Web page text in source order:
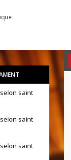
saint
saint
saint